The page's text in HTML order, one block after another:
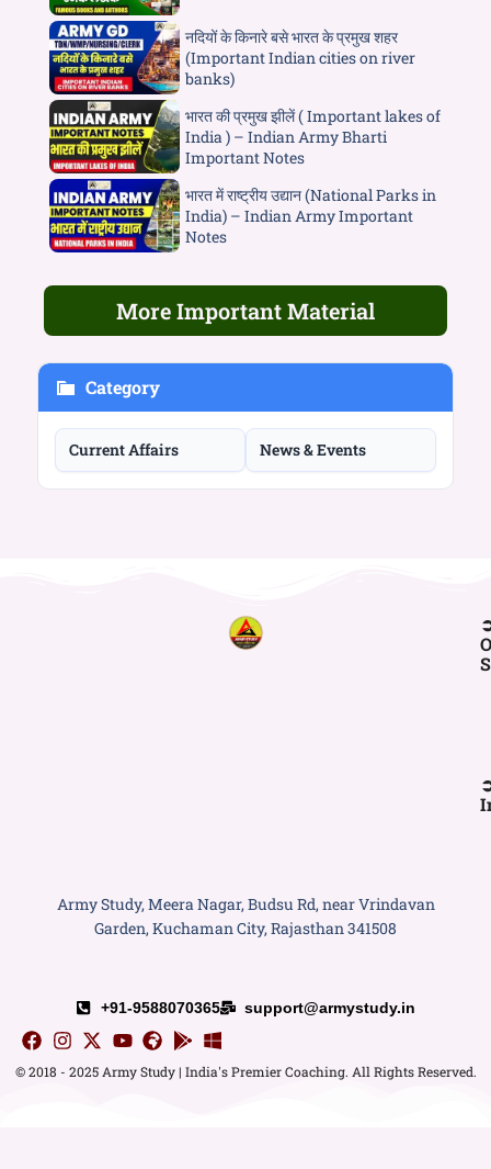
नदियों के किनारे बसे भारत के प्रमुख शहर
(Important Indian cities on river
banks)
भारत की प्रमुख झीलें ( Important lakes of
India ) – Indian Army Bharti
Important Notes
भारत में राष्ट्रीय उद्यान (National Parks in
India) – Indian Army Important
Notes
More Important Material
Category
Current Affairs News & Events
Army Study, Meera Nagar, Budsu Rd, near Vrindavan
Garden, Kuchaman City, Rajasthan 341508
+91-9588070365 support@armystudy.in
© 2018 - 2025 Army Study | India's Premier Coaching. All Rights Reserved.